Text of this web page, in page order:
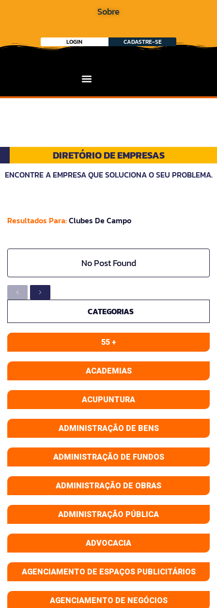
Sobre
LOGIN CADASTRE-SE
DIRETÓRIO DE EMPRESAS
ENCONTRE A EMPRESA QUE SOLUCIONA O SEU PROBLEMA.
Resultados Para:Clubes De Campo
No Post Found
CATEGORIAS
55 +
ACADEMIAS
ACUPUNTURA
ADMINISTRAÇÃO DE BENS
ADMINISTRAÇÃO DE FUNDOS
ADMINISTRAÇÃO DE OBRAS
ADMINISTRAÇÃO PÚBLICA
ADVOCACIA
AGENCIAMENTO DE ESPAÇOS PUBLICITÁRIOS
AGENCIAMENTO DE NEGÓCIOS